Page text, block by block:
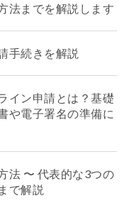
法までを解説します
手続きを解説
イン申請とは？基礎
や電子署名の準備に
法 〜 代表的な3つの
で解説